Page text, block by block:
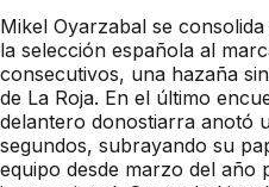
Mikel Oyarzabal se
la selección española al
consecutivos, una hazaña
de La Roja. En el último
delantero donostiarra anotó
segundos, subrayando su
equipo desde marzo del año